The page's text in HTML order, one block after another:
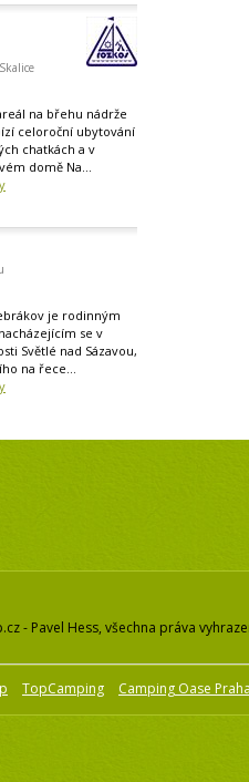
na břehu nádrže
celoroční ubytování
chatkách a v
domě Na...
je rodinným
se v
Světlé nad Sázavou,
na řece...
- Pavel Hess, všechna práva
TopCamping Camping Oase